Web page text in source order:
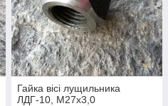
Гайка вісі лущильника
ЛДГ-10, М27х3,0